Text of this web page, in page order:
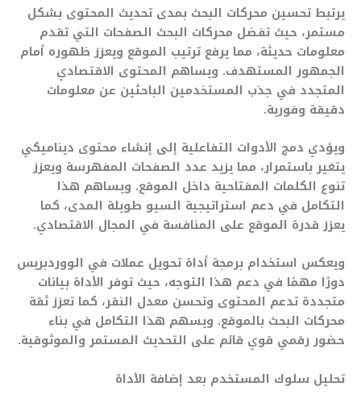
يرتبط تحسين محركات البحث بمدى تحديث المحتوى بشكل
مستمر، حيث تفضل محركات البحث الصفحات التي تقدم
معلومات حديثة، مما يرفع ترتيب الموقع ويعزز ظهوره أمام
الجمهور المستهدف. ويساهم المحتوى الاقتصادي
المتجدد في جذب المستخدمين الباحثين عن معلومات
دقيقة وفورية.
ويؤدي دمج الأدوات التفاعلية إلى إنشاء محتوى ديناميكي
يتغير باستمرار، مما يزيد عدد الصفحات المفهرسة ويعزز
تنوع الكلمات المفتاحية داخل الموقع. ويساهم هذا
التكامل في دعم استراتيجية السيو طويلة المدى، كما
يعزز قدرة الموقع على المنافسة في المجال الاقتصادي.
ويعكس استخدام برمجة أداة تحويل عملات في الووردبريس
دورًا مهمًا في دعم هذا التوجه، حيث توفر الأداة بيانات
متجددة تدعم المحتوى وتحسن معدل النقر، كما تعزز ثقة
محركات البحث بالموقع. ويسهم هذا التكامل في بناء
حضور رقمي قوي قائم على التحديث المستمر والموثوقية.
تحليل سلوك المستخدم بعد إضافة الأداة